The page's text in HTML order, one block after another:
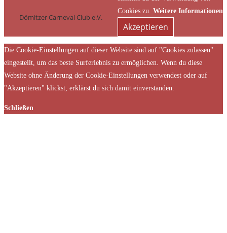
Dömitzer Carneval Club e.V.
Cookies zu. Weitere Informationen
Akzeptieren
Die Cookie-Einstellungen auf dieser Website sind auf "Cookies zulassen"
eingestellt, um das beste Surferlebnis zu ermöglichen. Wenn du diese
Website ohne Änderung der Cookie-Einstellungen verwendest oder auf
"Akzeptieren" klickst, erklärst du sich damit einverstanden.
Schließen